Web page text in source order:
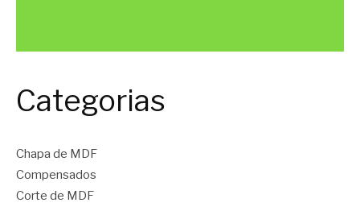
Categorias
Chapa de MDF
Compensados
Corte de MDF